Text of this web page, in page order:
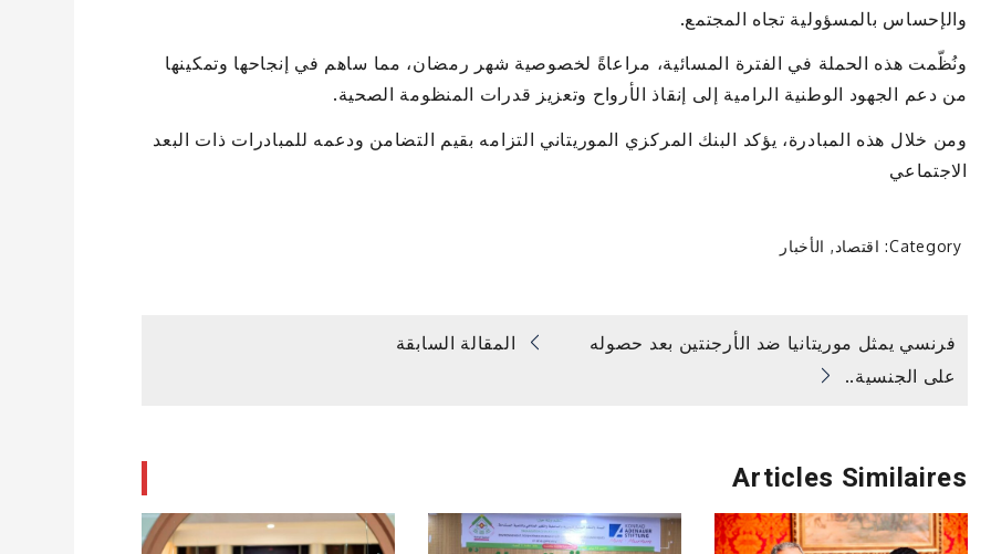
والإحساس بالمسؤولية تجاه المجتمع.
ونُظّمت هذه الحملة في الفترة المسائية، مراعاةً لخصوصية شهر رمضان، مما ساهم في إنجاحها وتمكينها
من دعم الجهود الوطنية الرامية إلى إنقاذ الأرواح وتعزيز قدرات المنظومة الصحية.
ومن خلال هذه المبادرة، يؤكد البنك المركزي الموريتاني التزامه بقيم التضامن ودعمه للمبادرات ذات البعد
الاجتماعي
Category: اقتصاد , الأخبار
تصفّح
المقالة السابقة
فرنسي يمثل موريتانيا ضد الأرجنتين بعد حصوله
على الجنسية..
Articles Similaires